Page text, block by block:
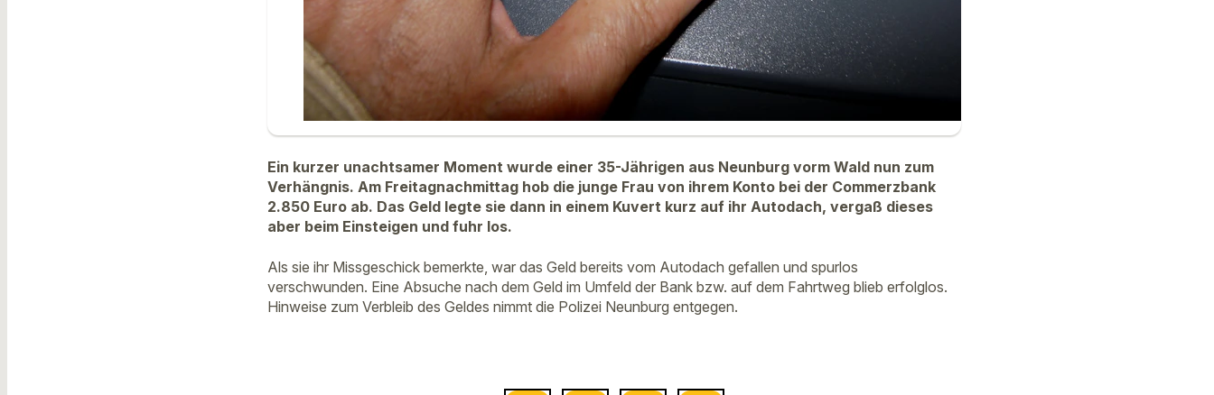
Ein kurzer unachtsamer Moment wurde einer 35-Jährigen aus Neunburg vorm Wald nun zum
Verhängnis. Am Freitagnachmittag hob die junge Frau von ihrem Konto bei der Commerzbank
2.850 Euro ab. Das Geld legte sie dann in einem Kuvert kurz auf ihr Autodach, vergaß dieses
aber beim Einsteigen und fuhr los.
Als sie ihr Missgeschick bemerkte, war das Geld bereits vom Autodach gefallen und spurlos
verschwunden. Eine Absuche nach dem Geld im Umfeld der Bank bzw. auf dem Fahrtweg blieb erfolglos.
Hinweise zum Verbleib des Geldes nimmt die Polizei Neunburg entgegen.